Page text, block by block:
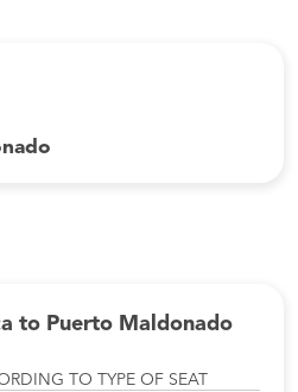
to Puerto Maldonado
TO TYPE OF SEAT